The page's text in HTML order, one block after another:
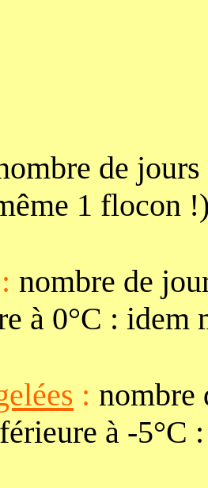
de
1 flocon
: nombre de
à 0°C : idem
: nombre
à -5°C